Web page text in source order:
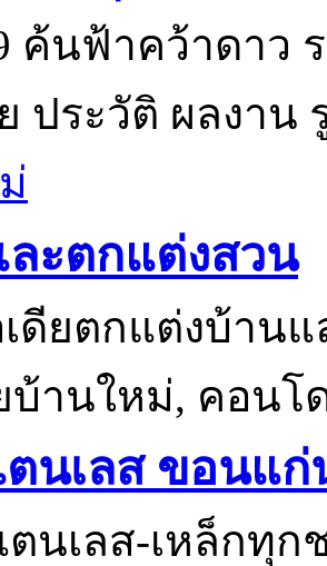
ค้นฟ้าคว้าดาว
ประวัติ ผลงาน
ะตกแต่งสวน
ดียตกแต่งบ้าน
บ้านใหม่, คอนโ
ตนเลส ขอนแก่
นเลส-เหล็กทุ